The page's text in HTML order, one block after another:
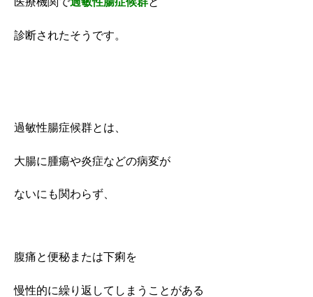
診断されたそうです。
過敏性腸症候群とは、
大腸に腫瘍や炎症などの病変が
ないにも関わらず、
腹痛と便秘または下痢を
慢性的に繰り返してしまうことがある